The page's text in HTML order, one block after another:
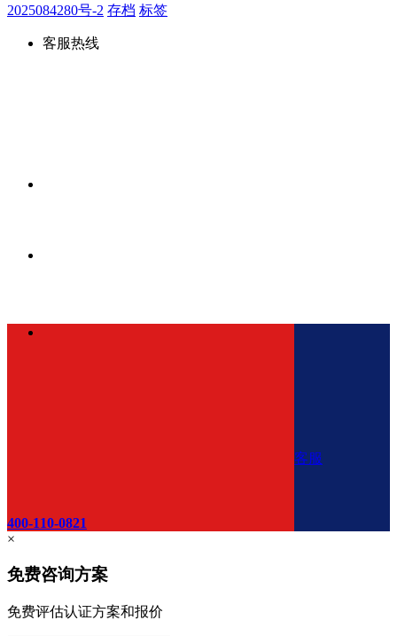
2025084280号-2 存档 标签
客服热线
400-110-0821
客服
×
免费咨询方案
免费评估认证方案和报价